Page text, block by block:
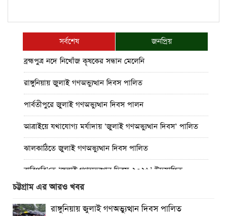
সর্বশেষ
জনপ্রিয়
ব্রহ্মপুত্র নদে নিখোঁজ কৃষকের সন্ধান মেলেনি
রাঙ্গুনিয়ায় জুলাই গণঅভ্যুত্থান দিবস পালিত
পার্বতীপুরে জুলাই গণঅভ্যুত্থান দিবস পালন
আত্রাইয়ে যথাযোগ্য মর্যাদায় ‘জুলাই গণঅভ্যুত্থান দিবস’ পালিত
ঝালকাঠিতে জুলাই গণঅভ্যুত্থান দিবস পালিত
রাবিপ্রবি’তে ‘জুলাই গণঅভ্যুত্থান দিবস-২০২৬’ উদযাপিত
প্রত্যেক অপরাধীর বিচার এ দেশেই হবে, সে যত শক্তিশালীই হোক
না কেন”-চট্টগ্রামে জুলাই গণঅভ্যুত্থান দিবসে ব্যারিস্টার মীর হেলাল
চট্টগ্রাম এর আরও খবর
রাঙ্গুনিয়ায় জুলাই গণঅভ্যুত্থান দিবস পালিত